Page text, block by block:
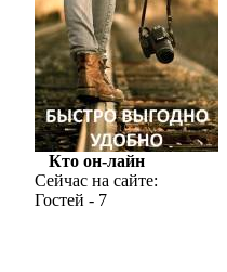
Кто он-лайн
Сейчас на сайте:
Гостей - 7